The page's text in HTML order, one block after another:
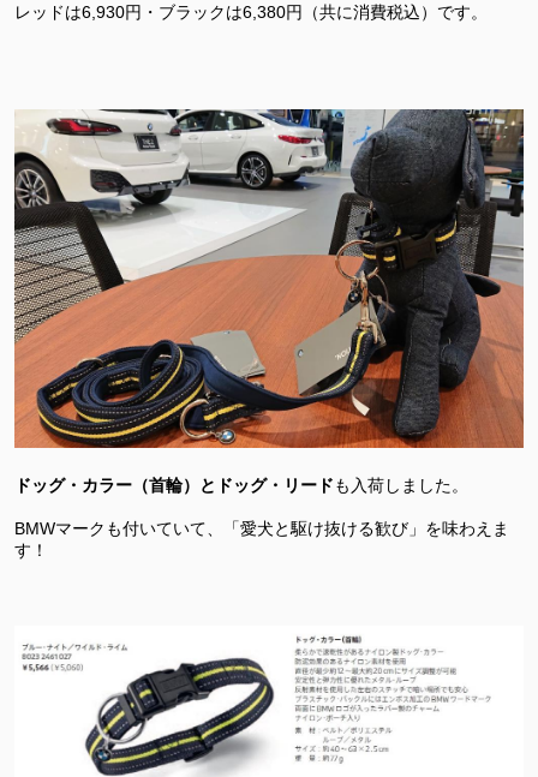
レッドは6,930円・ブラックは6,380円（共に消費税込）です。
ドッグ・カラー（首輪）とドッグ・リードも入荷しました。
BMWマークも付いていて、「愛犬と駆け抜ける歓び」を味わえま
す！